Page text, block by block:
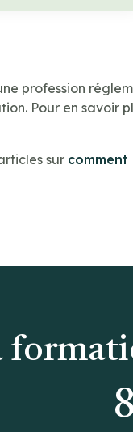
profession
Pour en savoir
sur